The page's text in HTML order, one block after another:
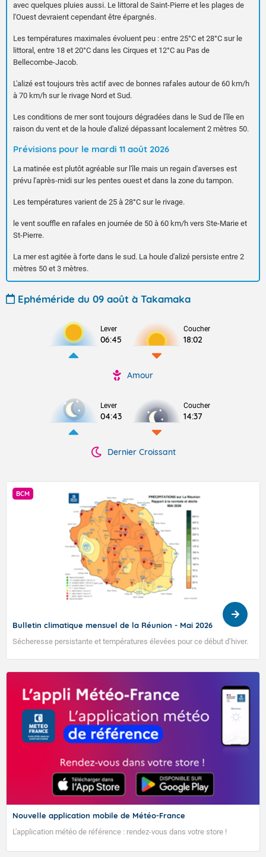
TENDANCE MÉTÉO MENSUELLE DU 27 AVRIL AU 24
MAI 2026
avec quelques pluies aussi. Le littoral de Saint-Pierre et les plages de
l'Ouest devraient cependant être épargnés.
Les températures maximales évoluent peu : entre 25°C et 28°C sur le
littoral, entre 18 et 20°C dans les Cirques et 12°C au Pas de
Bellecombe-Jacob.
L'alizé est toujours très actif avec de bonnes rafales autour de 60 km/h
à 70 km/h sur le rivage Nord et Sud.
Les conditions de mer sont toujours dégradées dans le Sud de l'île en
raison du vent et de la houle d'alizé dépassant localement 2 mètres 50.
Prévisions pour le mardi 11 août 2026
La matinée est plutôt agréable sur l'île mais un regain d'averses est
prévu l'après-midi sur les pentes ouest et dans la zone du tampon.
Les températures varient de 25 à 28°C sur le rivage.
le vent souffle en rafales en journée de 50 à 60 km/h vers Ste-Marie et
St-Pierre.
La mer est agitée à forte dans le sud. La houle d'alizé persiste entre 2
mètres 50 et 3 mètres.
Ephéméride du 09 août à Takamaka
Lever
06:45
Coucher
18:02
Amour
Lever
04:43
Coucher
14:37
Dernier Croissant
BCM
Bulletin climatique mensuel de la Réunion - Mai 2026
Sécheresse persistante et températures élevées pour ce début d’hiver.
Nouvelle application mobile de Météo-France
L'application météo de référence : rendez-vous dans votre store !